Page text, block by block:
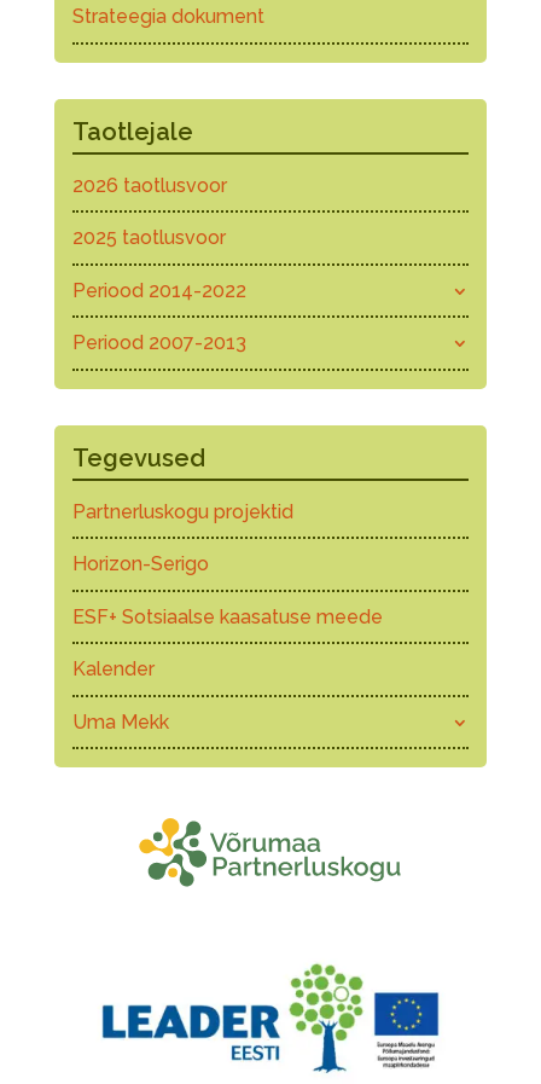
Strateegia dokument
Taotlejale
2026 taotlusvoor
2025 taotlusvoor
Periood 2014-2022
Periood 2007-2013
Tegevused
Partnerluskogu projektid
Horizon-Serigo
ESF+ Sotsiaalse kaasatuse meede
Kalender
Uma Mekk